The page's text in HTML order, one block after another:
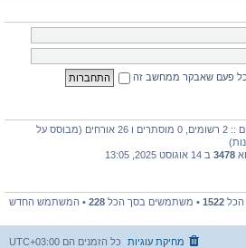
פעם שאבקר ממחשב זה
משתמשים מחוברים :: 2 רשומים, 0 מוסתרים ו 26 אורחים (מבוסס על
3478 ב 14 אוגוסט 2025, 13:05
הכל 1522 • משתמשים בסך הכל 228 • המשתמש החדש
כל הזמנים הם UTC+03:00 מחיקת עוגיות